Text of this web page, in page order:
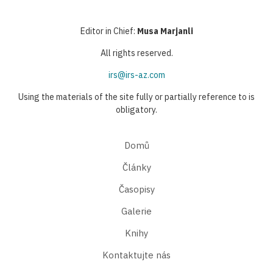
Editor in Chief: Musa Marjanli
All rights reserved.
irs@irs-az.com
Using the materials of the site fully or partially reference to is
obligatory.
Domů
Články
Časopisy
Galerie
Knihy
Kontaktujte nás